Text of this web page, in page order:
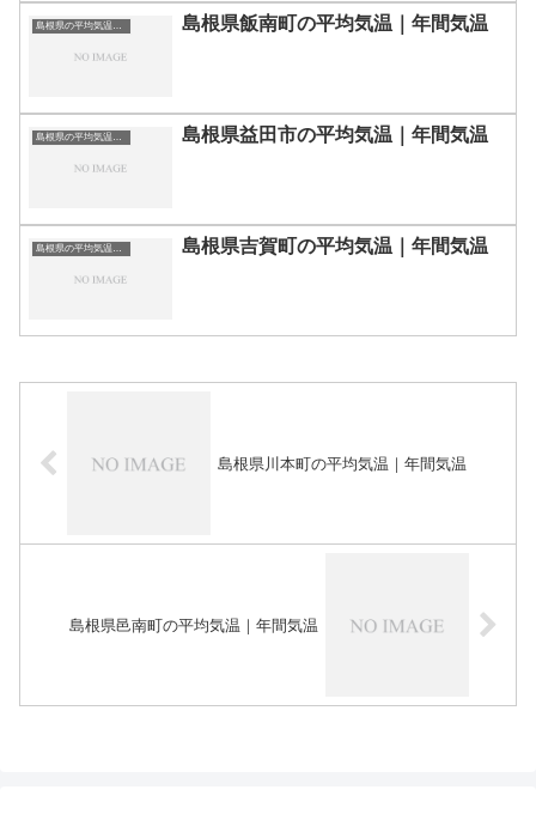
島根県の平均気温まとめ 島根県飯南町の平均気温｜年間気温
島根県の平均気温まとめ 島根県益田市の平均気温｜年間気温
島根県の平均気温まとめ 島根県吉賀町の平均気温｜年間気温
島根県川本町の平均気温｜年間気温
島根県邑南町の平均気温｜年間気温